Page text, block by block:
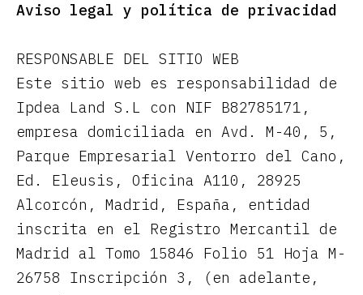
Aviso legal y política de privacidad
RESPONSABLE DEL SITIO WEB
Este sitio web es responsabilidad de
Ipdea Land S.L con NIF B82785171,
empresa domiciliada en Avd. M-40, 5,
Parque Empresarial Ventorro del Cano,
Ed. Eleusis, Oficina A110, 28925
Alcorcón, Madrid, España, entidad
inscrita en el Registro Mercantil de
Madrid al Tomo 15846 Folio 51 Hoja M-
26758 Inscripción 3, (en adelante,